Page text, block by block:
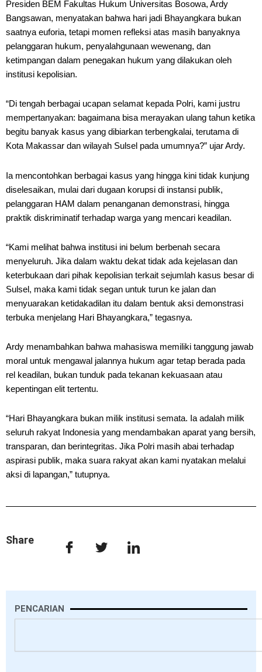
Presiden BEM Fakultas Hukum Universitas Bosowa, Ardy
Bangsawan, menyatakan bahwa hari jadi Bhayangkara bukan
saatnya euforia, tetapi momen refleksi atas masih banyaknya
pelanggaran hukum, penyalahgunaan wewenang, dan
ketimpangan dalam penegakan hukum yang dilakukan oleh
institusi kepolisian.
“Di tengah berbagai ucapan selamat kepada Polri, kami justru
mempertanyakan: bagaimana bisa merayakan ulang tahun ketika
begitu banyak kasus yang dibiarkan terbengkalai, terutama di
Kota Makassar dan wilayah Sulsel pada umumnya?” ujar Ardy.
Ia mencontohkan berbagai kasus yang hingga kini tidak kunjung
diselesaikan, mulai dari dugaan korupsi di instansi publik,
pelanggaran HAM dalam penanganan demonstrasi, hingga
praktik diskriminatif terhadap warga yang mencari keadilan.
“Kami melihat bahwa institusi ini belum berbenah secara
menyeluruh. Jika dalam waktu dekat tidak ada kejelasan dan
keterbukaan dari pihak kepolisian terkait sejumlah kasus besar di
Sulsel, maka kami tidak segan untuk turun ke jalan dan
menyuarakan ketidakadilan itu dalam bentuk aksi demonstrasi
terbuka menjelang Hari Bhayangkara,” tegasnya.
Ardy menambahkan bahwa mahasiswa memiliki tanggung jawab
moral untuk mengawal jalannya hukum agar tetap berada pada
rel keadilan, bukan tunduk pada tekanan kekuasaan atau
kepentingan elit tertentu.
“Hari Bhayangkara bukan milik institusi semata. Ia adalah milik
seluruh rakyat Indonesia yang mendambakan aparat yang bersih,
transparan, dan berintegritas. Jika Polri masih abai terhadap
aspirasi publik, maka suara rakyat akan kami nyatakan melalui
aksi di lapangan,” tutupnya.
Share
PENCARIAN